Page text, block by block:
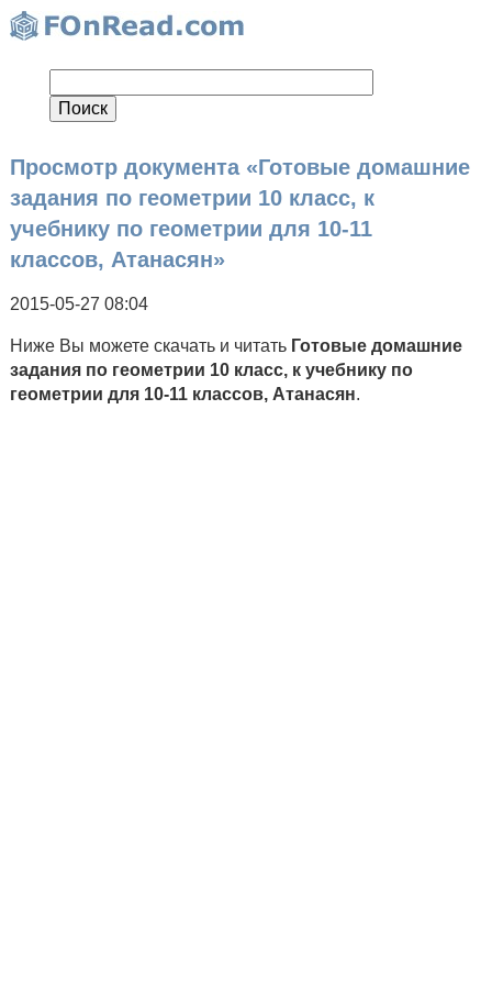
Просмотр документа «Готовые домашние
задания по геометрии 10 класс, к
учебнику по геометрии для 10-11
классов, Атанасян»
2015-05-27 08:04
Ниже Вы можете скачать и читать Готовые домашние
задания по геометрии 10 класс, к учебнику по
геометрии для 10-11 классов, Атанасян.